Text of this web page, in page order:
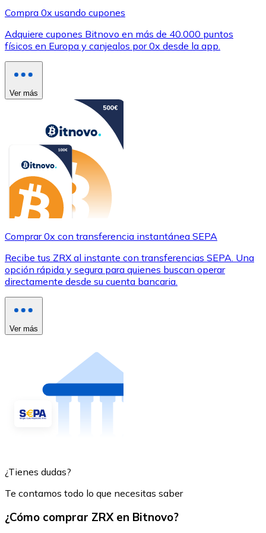
Compra 0x usando cupones
Adquiere cupones Bitnovo en más de 40.000 puntos
físicos en Europa y canjealos por 0x desde la app.
Ver más
Comprar 0x con transferencia instantánea SEPA
Recibe tus ZRX al instante con transferencias SEPA. Una
opción rápida y segura para quienes buscan operar
directamente desde su cuenta bancaria.
Ver más
¿Tienes dudas?
Te contamos todo lo que necesitas saber
¿Cómo comprar ZRX en Bitnovo?